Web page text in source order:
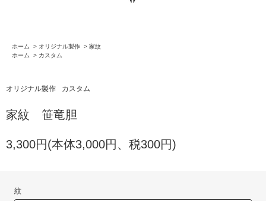
ホーム > オリジナル製作 > 家紋
ホーム
> カスタム
オリジナル製作 カスタム
家紋 笹竜胆
3,300円(本体3,000円、税300円)
紋